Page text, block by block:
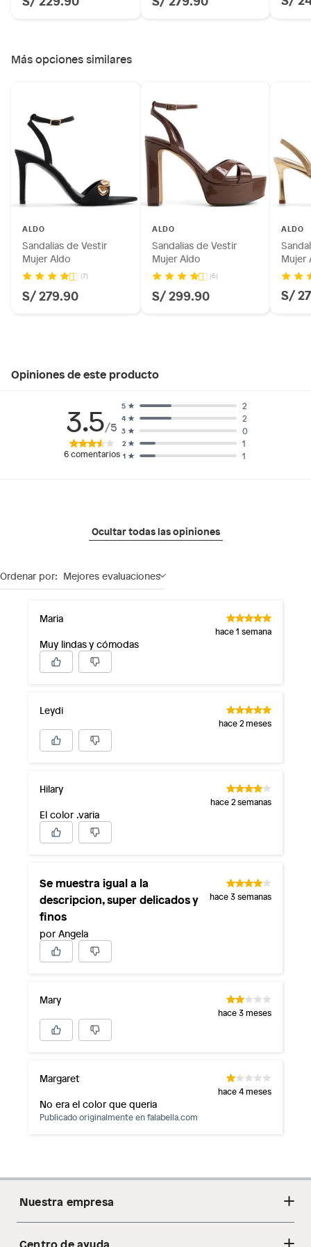
Más opciones similares
ALDO
Sandalias de Vestir
Mujer Aldo
(7)
S/ 279.90
ALDO
Sandalias de Vestir
Mujer Aldo
(6)
S/ 299.90
ALDO
Mujer
S/
Opiniones de este producto
3.5/5
6 comentarios 1 1
2 1
3 0
4 2
5 2
Ocultar todas las opiniones
Ordenar por: Mejores evaluaciones
Maria
hace 1 semana
Muy lindas y cómodas
Leydi
hace 2 meses
Hilary
hace 2 semanas
El color .varia
Se muestra igual a la
descripcion, super delicados y
finos
por Angela
hace 3 semanas
Mary
hace 3 meses
Margaret
hace 4 meses
No era el color que queria
Publicado originalmente enfalabella.com
Nuestra empresa
Acerca de nosotros
Centro de ayuda